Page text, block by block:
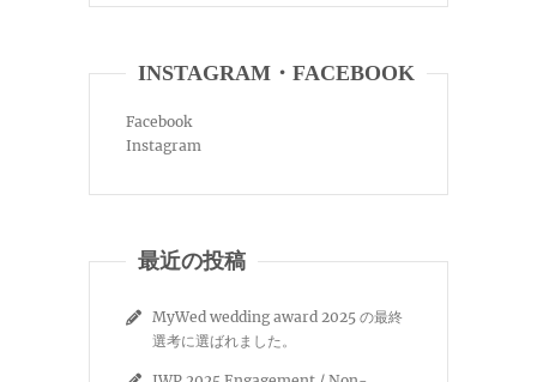
INSTAGRAM・FACEBOOK
Facebook
Instagram
最近の投稿
MyWed wedding award 2025 の最終
選考に選ばれました。